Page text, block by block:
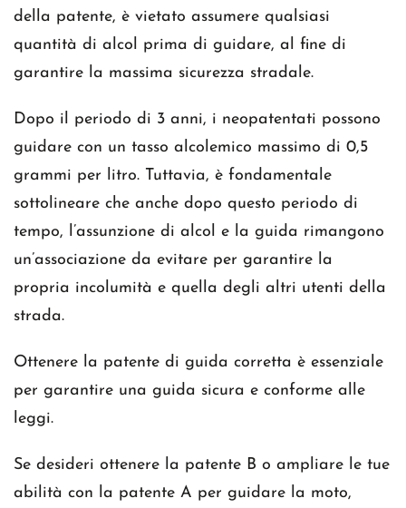
della patente, è vietato assumere qualsiasi
quantità di alcol prima di guidare, al fine di
garantire la massima sicurezza stradale.
Dopo il periodo di 3 anni, i neopatentati possono
guidare con un tasso alcolemico massimo di 0,5
grammi per litro. Tuttavia, è fondamentale
sottolineare che anche dopo questo periodo di
tempo, l’assunzione di alcol e la guida rimangono
un’associazione da evitare per garantire la
propria incolumità e quella degli altri utenti della
strada.
Ottenere la patente di guida corretta è essenziale
per garantire una guida sicura e conforme alle
leggi.
Se desideri ottenere la patente B o ampliare le tue
abilità con la patente A per guidare la moto,